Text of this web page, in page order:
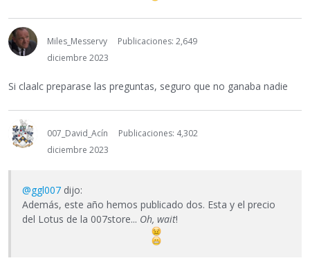
Miles_Messervy
Publicaciones: 2,649
diciembre 2023
Si claalc preparase las preguntas, seguro que no ganaba nadie
007_David_Acín
Publicaciones: 4,302
diciembre 2023
@ggl007 dijo:
Además, este año hemos publicado dos. Esta y el precio
del Lotus de la 007store... Oh, wait!